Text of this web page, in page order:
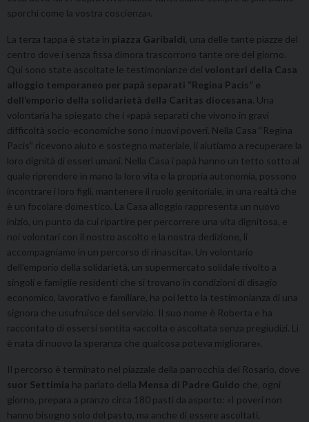
sporchi come la vostra coscienza».
La terza tappa è stata in piazza Garibaldi , una delle tante piazze del
centro dove i senza fissa dimora trascorrono tante ore del giorno.
Qui sono state ascoltate le testimonianze dei volontari della Casa
alloggio temporaneo per papà separati “Regina Pacis” e
dell’emporio della solidarietà della Caritas diocesana . Una
volontaria ha spiegato che i «papà separati che vivono in gravi
difficoltà socio-economiche sono i nuovi poveri. Nella Casa “Regina
Pacis” ricevono aiuto e sostegno materiale, li aiutiamo a recuperare la
loro dignità di esseri umani. Nella Casa i papà hanno un tetto sotto al
quale riprendere in mano la loro vita e la propria autonomia, possono
incontrare i loro figli, mantenere il ruolo genitoriale, in una realtà che
è un focolare domestico. La Casa alloggio rappresenta un nuovo
inizio, un punto da cui ripartire per percorrere una vita dignitosa, e
noi volontari con il nostro ascolto e la nostra dedizione, li
accompagniamo in un percorso di rinascita». Un volontario
dell’emporio della solidarietà, un supermercato solidale rivolto a
singoli e famiglie residenti che si trovano in condizioni di disagio
economico, lavorativo e familiare, ha poi letto la testimonianza di una
signora che usufruisce del servizio. Il suo nome è Roberta e ha
raccontato di essersi sentita «accolta e ascoltata senza pregiudizi. Lì
è nata di nuovo la speranza che qualcosa poteva migliorare».
Il percorso è terminato nel piazzale della parrocchia del Rosario, dove
suor Settimia ha parlato della Mensa di Padre Guido che, ogni
giorno, prepara a pranzo circa 180 pasti da asporto: «I poveri non
hanno bisogno solo del pasto, ma anche di essere ascoltati,